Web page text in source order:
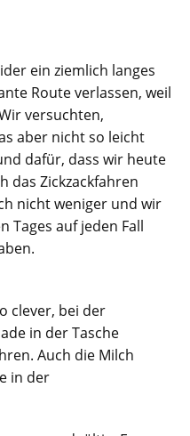
ein ziemlich langes
Route verlassen, weil
versuchten,
aber nicht so leicht
dafür, dass wir heute
das Zickzackfahren
nicht weniger und wir
Tages auf jeden Fall
clever, bei der
in der Tasche
Auch die Milch
in der